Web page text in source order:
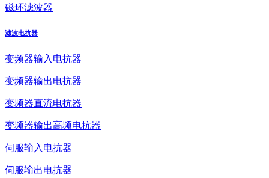
磁环滤波器
滤波电抗器
变频器输入电抗器
变频器输出电抗器
变频器直流电抗器
变频器输出高频电抗器
伺服输入电抗器
伺服输出电抗器